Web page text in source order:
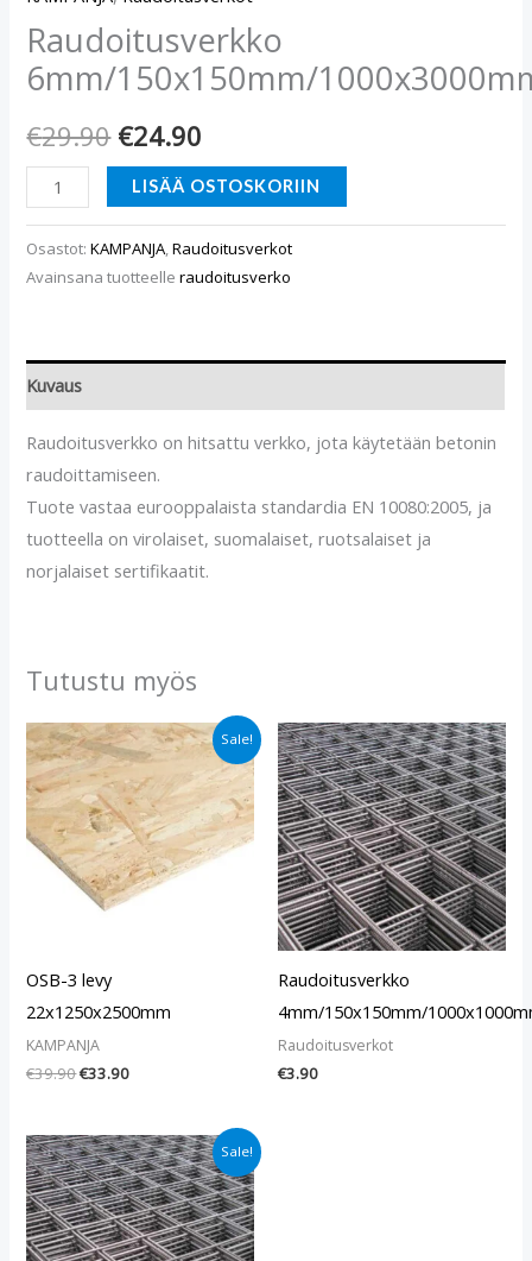
Raudoitusverkko
6mm/150x150mm/
€29.90 €24.90
LISÄÄ OSTOSKORIIN
Osastot:KAMPANJA,Raudoitusverkot
Avainsana tuotteelleraudoitusverko
Kuvaus
Raudoitusverkko on hitsattu verkko, jota käytetään betonin
raudoittamiseen.
Tuote vastaa eurooppalaista standardia EN 10080:2005, ja
tuotteella on virolaiset, suomalaiset, ruotsalaiset ja
norjalaiset sertifikaatit.
Tutustu myös
Sale!
OSB-3 levy
22x1250x2500mm
KAMPANJA
€39.90
Alkuperäinen
hinta
oli:
€39.90.
€33.90
Nykyinen
hinta
€33.90.
Raudoitusverkko
4mm/150x150mm/
Raudoitusverkot
€3.90
Sale!
Alkuperäinen
hinta
oli:
€11.60.
Nykyinen
hinta
on:
€8.90.